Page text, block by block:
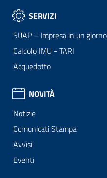
SERVIZI
SUAP – Impresa in un giorno
Calcolo IMU - TARI
Acquedotto
NOVITÀ
Notizie
Comunicati Stampa
Avvisi
Eventi